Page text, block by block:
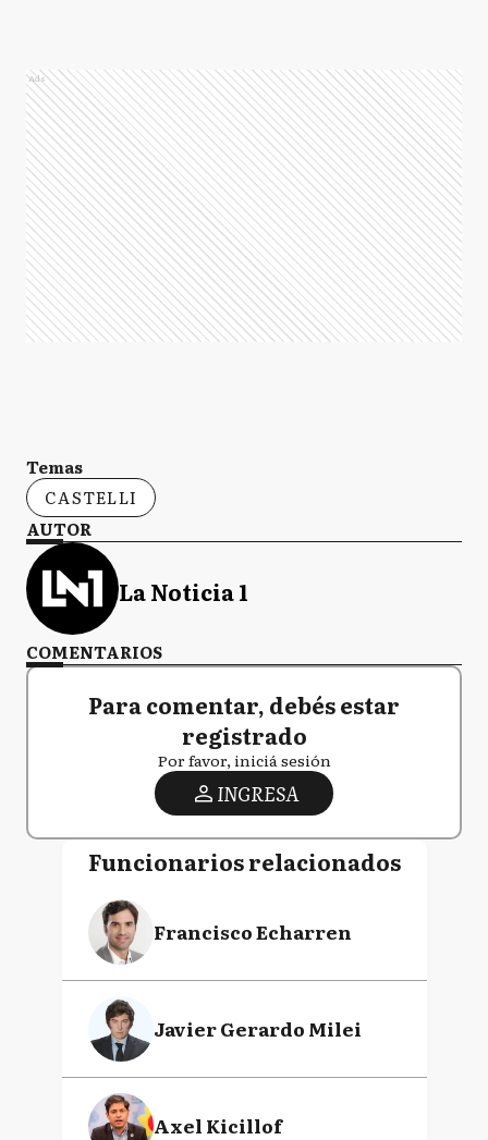
Ads
Temas
CASTELLI
AUTOR
La Noticia 1
COMENTARIOS
Para comentar, debés estar
registrado
Por favor, iniciá sesión
INGRESA
Funcionarios relacionados
Francisco Echarren
Javier Gerardo Milei
Axel Kicillof